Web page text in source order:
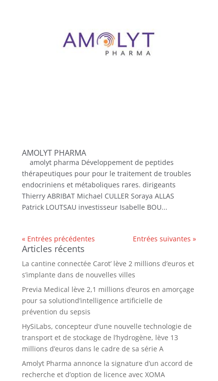
AMOLYT PHARMA
amolyt pharma Développement de peptides
thérapeutiques pour pour le traitement de troubles
endocriniens et métaboliques rares. dirigeants
Thierry ABRIBAT Michael CULLER Soraya ALLAS
Patrick LOUTSAU investisseur Isabelle BOU...
« Entrées précédentes Entrées suivantes »
Articles récents
La cantine connectée Carot’ lève 2 millions d’euros et
s’implante dans de nouvelles villes
Previa Medical lève 2,1 millions d’euros en amorçage
pour sa solutiond’intelligence artificielle de
prévention du sepsis
HySiLabs, concepteur d’une nouvelle technologie de
transport et de stockage de l’hydrogène, lève 13
millions d’euros dans le cadre de sa série A
Amolyt Pharma annonce la signature d’un accord de
recherche et d’option de licence avec XOMA